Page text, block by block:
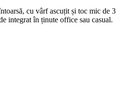
cu vârf ascuțit și toc mic de 3
integrat în ținute office sau casual.